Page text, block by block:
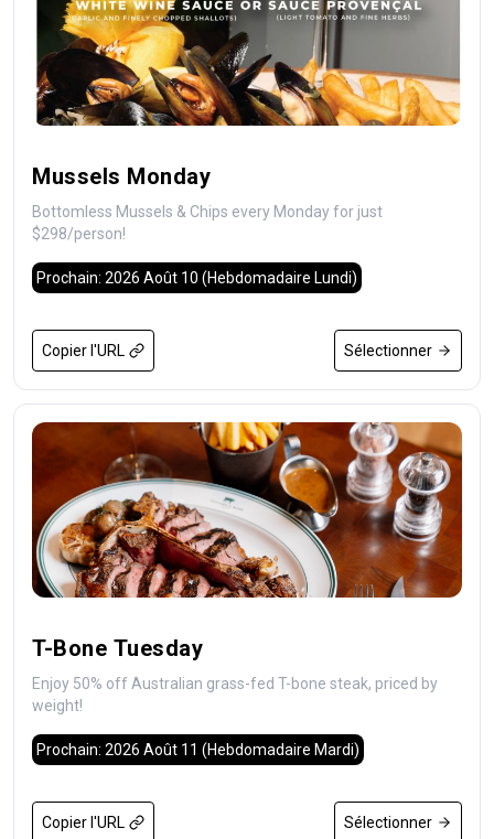
Mussels Monday
Bottomless Mussels & Chips every Monday for just
$298/person!
Prochain: 2026 Août 10 (Hebdomadaire Lundi)
Copier l'URL Sélectionner
T-Bone Tuesday
Enjoy 50% off Australian grass-fed T-bone steak, priced by
weight!
Prochain: 2026 Août 11 (Hebdomadaire Mardi)
Copier l'URL Sélectionner